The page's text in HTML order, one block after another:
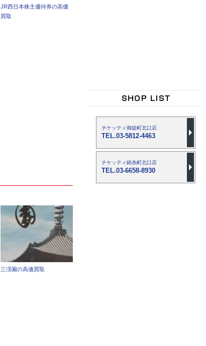
JR西日本株主優待券の高価
買取
三渓園の高価買取
チケッティ御徒町北口店
TEL.03-5812-4463
チケッティ錦糸町北口店
TEL.03-6658-8930